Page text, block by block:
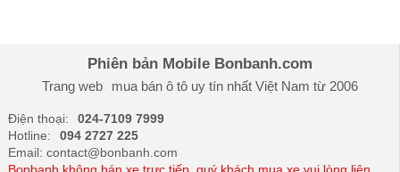
Phiên bản Mobile Bonbanh.com
Trang web mua bán ô tôuy tín nhất Việt Nam từ 2006
Điện thoại:
024-7109 7999
Hotline:
094 2727 225
Email: contact@bonbanh.com
Bonbanh không bán xe trực tiếp, quý khách mua xe vui lòng liên